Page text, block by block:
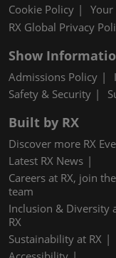
Cookie Policy
Your
RX Global Privacy
Show
Admissions Policy
Safety & Security
Built by RX
Discover more RX
Latest RX News
Careers at RX, join the
team
Inclusion & Diversity
RX
Sustainability at RX